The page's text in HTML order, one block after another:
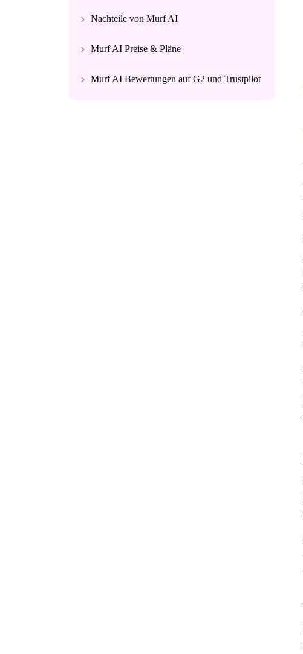
Nachteile von Murf AI
Murf AI Preise & Pläne
Murf AI Bewertungen auf G2 und Trustpilot